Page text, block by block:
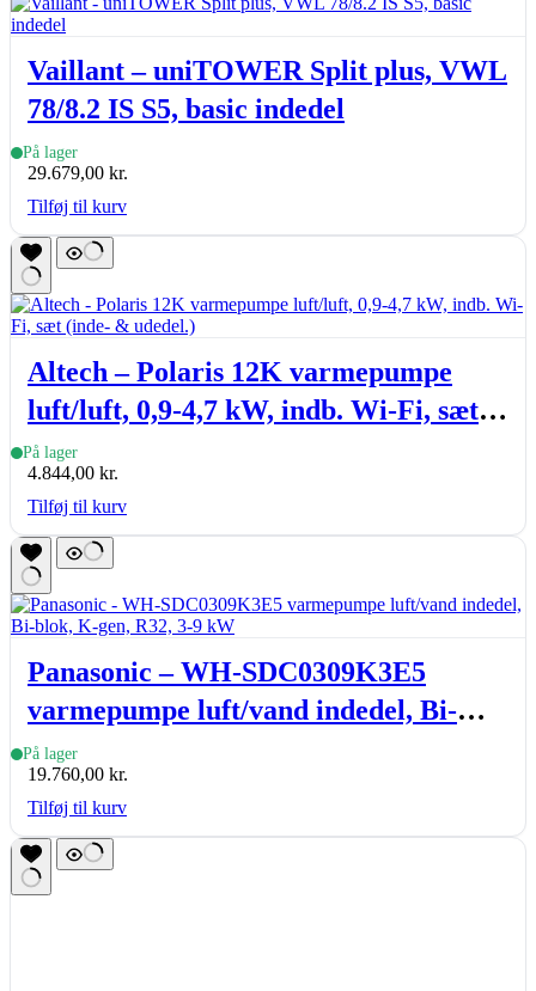
Vaillant – uniTOWER Split plus, VWL
78/8.2 IS S5, basic indedel
På lager
29.679,00 kr.
Tilføj til kurv
Altech – Polaris 12K varmepumpe
luft/luft, 0,9-4,7 kW, indb. Wi-Fi, sæt
(inde- & udedel.)
På lager
4.844,00 kr.
Tilføj til kurv
Panasonic – WH-SDC0309K3E5
varmepumpe luft/vand indedel, Bi-
blok, K-gen, R32, 3-9 kW
På lager
19.760,00 kr.
Tilføj til kurv